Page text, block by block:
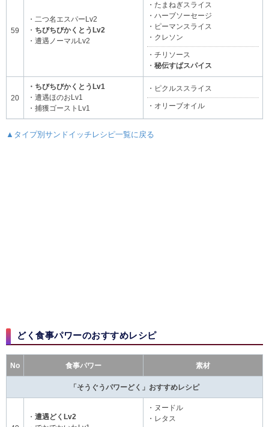
59
・二つ名エスパーLv2
・ ちびちびかくとうLv2
・遭遇ノーマルLv2
・たまねぎスライス
・ハーブソーセージ
・ピーマンスライス
・クレソン
・チリソース
・ 秘伝すぱスパイス
20
・ちびちびかくとうLv1
・遭遇ほのおLv1
・捕獲ゴーストLv1
・ピクルススライス
・オリーブオイル
▲タイプ別サンドイッチレシピ一覧に戻る
どく食事パワーのおすすめレシピ​
No 食事パワー 素材
「そうぐうパワーどく」おすすめレシピ
・ 遭遇どくLv2
・ヌードル
・レタス